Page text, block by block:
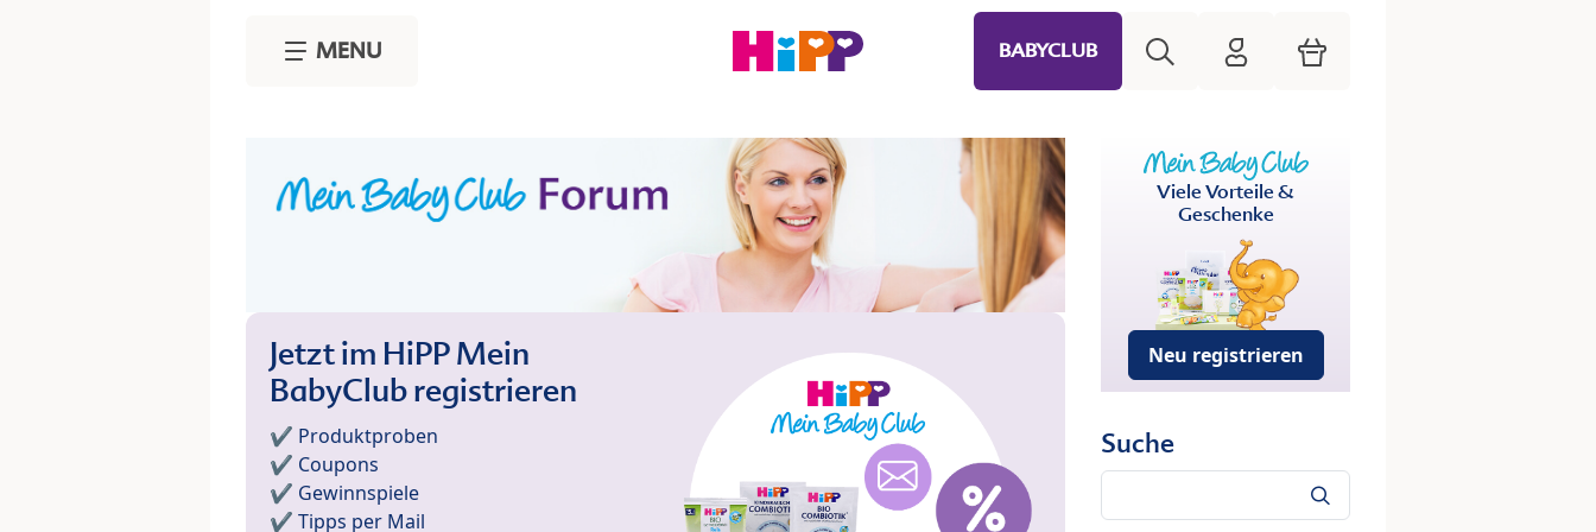
MENU BABYCLUB HiPP Mein Babyclub
Warenkorb
Jetzt im HiPP Mein
BabyClub registrieren
✔️ Produktproben
✔️ Coupons
✔️ Gewinnspiele
✔️ Tipps per Mail
Viele Vorteile &
Geschenke
Neu registrieren
Suche